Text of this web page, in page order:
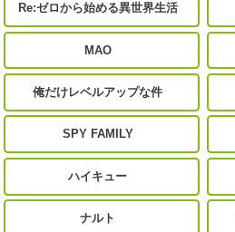
Re:ゼロから始める異世界生活
MAO
俺だけレベルアップな件
SPY FAMILY
ハイキュー
ナルト